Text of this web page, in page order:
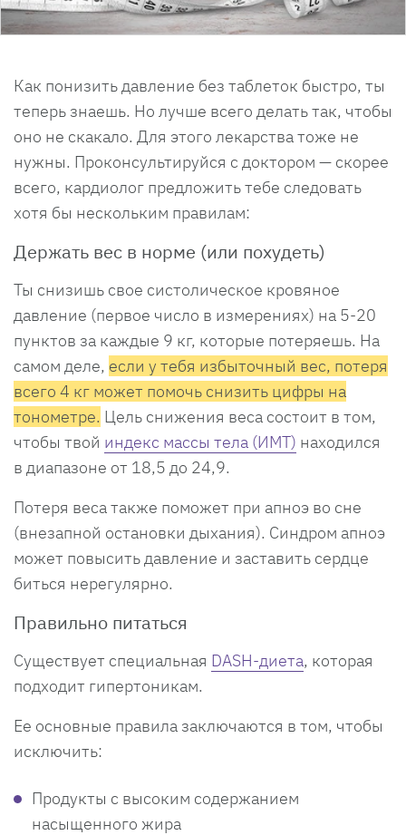
Как понизить давление без таблеток быстро, ты
теперь знаешь. Но лучше всего делать так, чтобы
оно не скакало. Для этого лекарства тоже не
нужны. Проконсультируйся с доктором — скорее
всего, кардиолог предложить тебе следовать
хотя бы нескольким правилам:
Держать вес в норме (или похудеть)
Ты снизишь свое систолическое кровяное
давление (первое число в измерениях) на 5-20
пунктов за каждые 9 кг, которые потеряешь. На
самом деле, если у тебя избыточный вес, потеря
всего 4 кг может помочь снизить цифры на
тонометре. Цель снижения веса состоит в том,
чтобы твой индекс массы тела (ИМТ) находился
в диапазоне от 18,5 до 24,9.
Потеря веса также поможет при апноэ во сне
(внезапной остановки дыхания). Синдром апноэ
может повысить давление и заставить сердце
биться нерегулярно.
Правильно питаться
Существует специальная DASH-диета, которая
подходит гипертоникам.
Ее основные правила заключаются в том, чтобы
исключить:
Продукты с высоким содержанием
насыщенного жира